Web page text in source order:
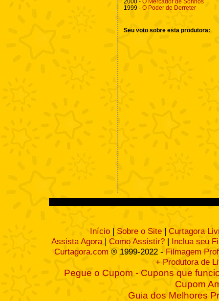
1999 - O Poder de Derreter
Seu voto sobre esta produtora:
Início | Sobre o Site | Curtagora
Assista Agora| Como Assistir? | Inclua seu
Curtagora.com ® 1999-2022 - Filmagem
+ Produtora de
Pegue o Cupom - Cupons que
Cupom
Guia dos Melhores